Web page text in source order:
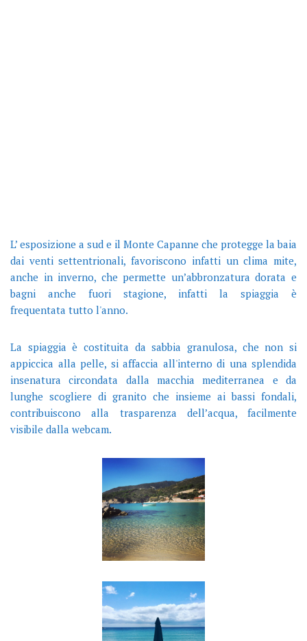
L’ esposizione a sud e il Monte Capanne che protegge la baia
dai venti settentrionali, favoriscono infatti un clima mite,
anche in inverno, che permette un’abbronzatura dorata e
bagni anche fuori stagione, infatti la spiaggia è
frequentata tutto l'anno.
La spiaggia è costituita da sabbia granulosa, che non si
appiccica alla pelle, si affaccia all'interno di una splendida
insenatura circondata dalla macchia mediterranea e da
lunghe scogliere di granito che insieme ai bassi fondali,
contribuiscono alla trasparenza dell’acqua, facilmente
visibile dalla webcam.